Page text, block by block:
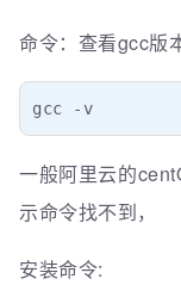
命令：查看gcc版
gcc -v
一般阿里云的
示命令找不到，
安装命令: